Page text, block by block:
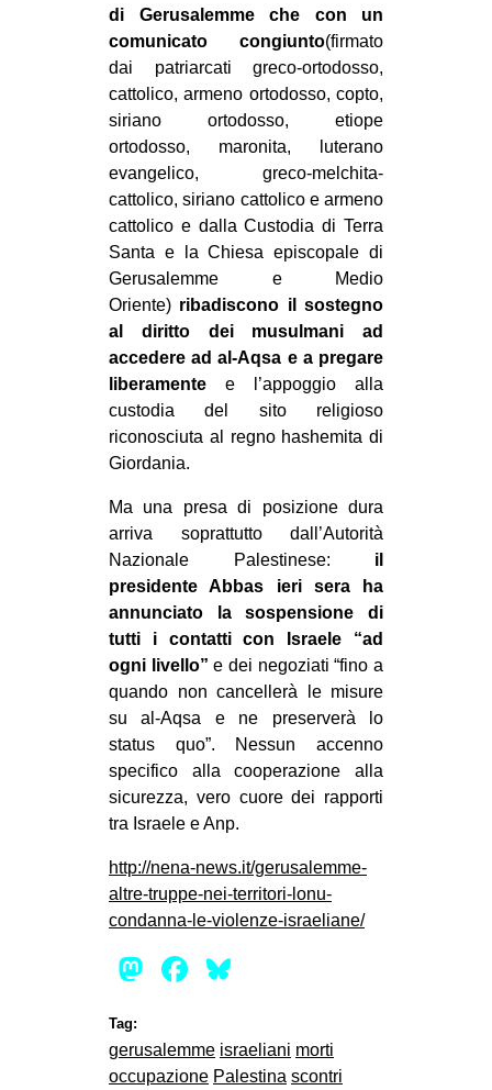
di Gerusalemme che con un
comunicato congiunto(firmato
dai patriarcati greco-ortodosso,
cattolico, armeno ortodosso, copto,
siriano ortodosso, etiope
ortodosso, maronita, luterano
evangelico, greco-melchita-
cattolico, siriano cattolico e armeno
cattolico e dalla Custodia di Terra
Santa e la Chiesa episcopale di
Gerusalemme e Medio
Oriente) ribadiscono il sostegno
al diritto dei musulmani ad
accedere ad al-Aqsa e a pregare
liberamente e l’appoggio alla
custodia del sito religioso
riconosciuta al regno hashemita di
Giordania.
Ma una presa di posizione dura
arriva soprattutto dall’Autorità
Nazionale Palestinese: il
presidente Abbas ieri sera ha
annunciato la sospensione di
tutti i contatti con Israele “ad
ogni livello” e dei negoziati “fino a
quando non cancellerà le misure
su al-Aqsa e ne preserverà lo
status quo”. Nessun accenno
specifico alla cooperazione alla
sicurezza, vero cuore dei rapporti
tra Israele e Anp.
http://nena-news.it/gerusalemme-
altre-truppe-nei-territori-lonu-
condanna-le-violenze-israeliane/
Mastodon
Facebook
Tag:
gerusalemme israeliani morti
occupazione Palestina scontri